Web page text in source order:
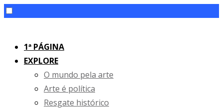
content1ª PÁGINA
EXPLORE
O mundo pela arte
Arte é política
Resgate histórico